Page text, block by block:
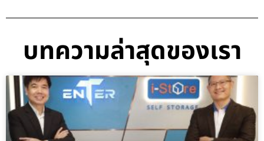
บทความล่าสุดของเรา